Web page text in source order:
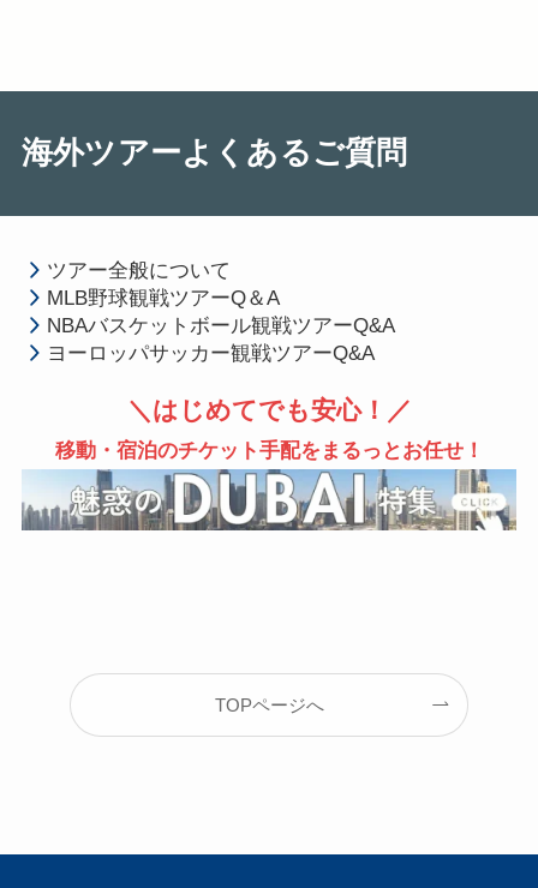
海外ツアーよくあるご質問
ツアー全般について
MLB野球観戦ツアーQ＆A
NBAバスケットボール観戦ツアーQ&A
ヨーロッパサッカー観戦ツアーQ&A
＼はじめてでも安心！／
移動・宿泊のチケット手配をまるっとお任せ！
TOPページへ